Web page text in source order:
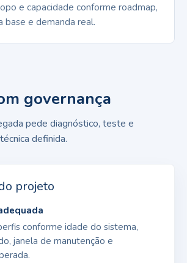
e capacidade conforme roadmap,
base e demanda real.
governança
pede diagnóstico, teste e
definida.
projeto
conforme idade do sistema,
janela de manutenção e